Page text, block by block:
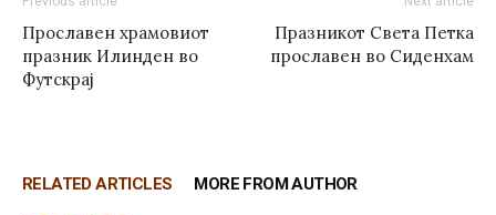
Прославен храмовиот
празник Илинден во
Футскрај
Празникот Света Петка
прославен во Сиденхам
RELATED ARTICLES MORE FROM AUTHOR